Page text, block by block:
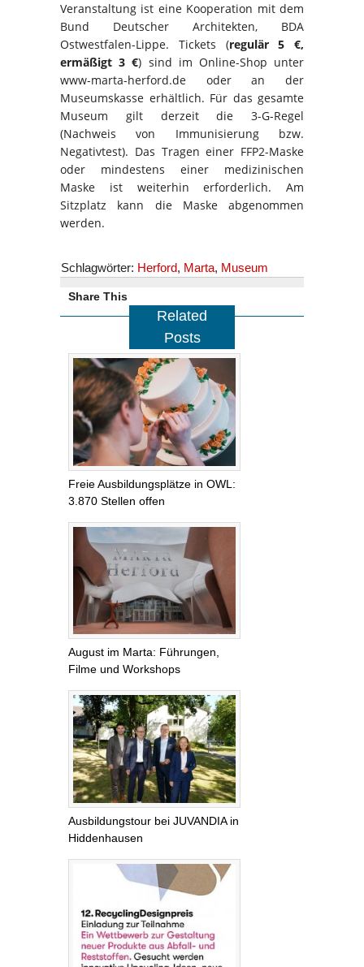
Veranstaltung ist eine Kooperation mit dem
Bund Deutscher Architekten, BDA
Ostwestfalen-Lippe. Tickets (regulär 5 €,
ermäßigt 3 €) sind im Online-Shop unter
www-marta-herford.de oder an der
Museumskasse erhältlich. Für das gesamte
Museum gilt derzeit die 3-G-Regel
(Nachweis von Immunisierung bzw.
Negativtest). Das Tragen einer FFP2-Maske
oder mindestens einer medizinischen
Maske ist weiterhin erforderlich. Am
Sitzplatz kann die Maske abgenommen
werden.
Schlagwörter: Herford, Marta, Museum
Share This
Related
Posts
Freie Ausbildungsplätze in OWL:
3.870 Stellen offen
August im Marta: Führungen,
Filme und Workshops
Ausbildungstour bei JUVANDIA in
Hiddenhausen